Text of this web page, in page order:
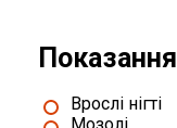
Показання
Врослі нігті